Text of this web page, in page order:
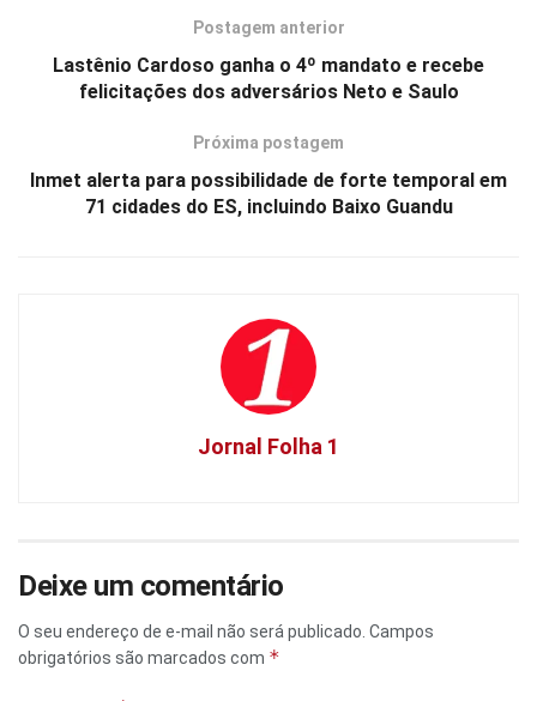
Postagem anterior
Lastênio Cardoso ganha o 4º mandato e recebe
felicitações dos adversários Neto e Saulo
Próxima postagem
Inmet alerta para possibilidade de forte temporal em
71 cidades do ES, incluindo Baixo Guandu
Jornal Folha 1
Deixe um comentário
O seu endereço de e-mail não será publicado. Campos
obrigatórios são marcados com *